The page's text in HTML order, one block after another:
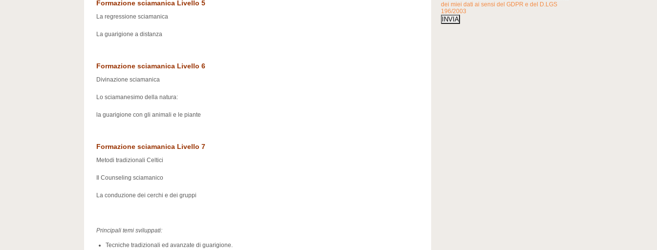
Formazione sciamanica Livello 5
La regressione sciamanica
La guarigione a distanza
Formazione sciamanica Livello 6
Divinazione sciamanica
Lo sciamanesimo della natura:
la guarigione con gli animali e le piante
Formazione sciamanica Livello 7
Metodi tradizionali Celtici
Il Counseling sciamanico
La conduzione dei cerchi e dei gruppi
Principali temi sviluppati:
Tecniche tradizionali ed avanzate di guarigione.
dei miei dati ai sensi del GDPR e del D.LGS
196/2003